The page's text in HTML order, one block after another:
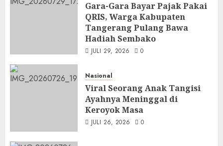
Gara-Gara Bayar Pajak Pakai
QRIS, Warga Kabupaten
Tangerang Pulang Bawa
Hadiah Sembako
JULI 29, 2026 0
Nasional
Viral Seorang Anak Tangisi
Ayahnya Meninggal di
Keroyok Masa
JULI 26, 2026 0